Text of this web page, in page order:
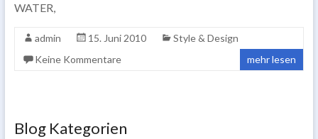
WATER,
admin 15. Juni 2010
Style & Design
Keine Kommentare
mehr lesen
Blog Kategorien